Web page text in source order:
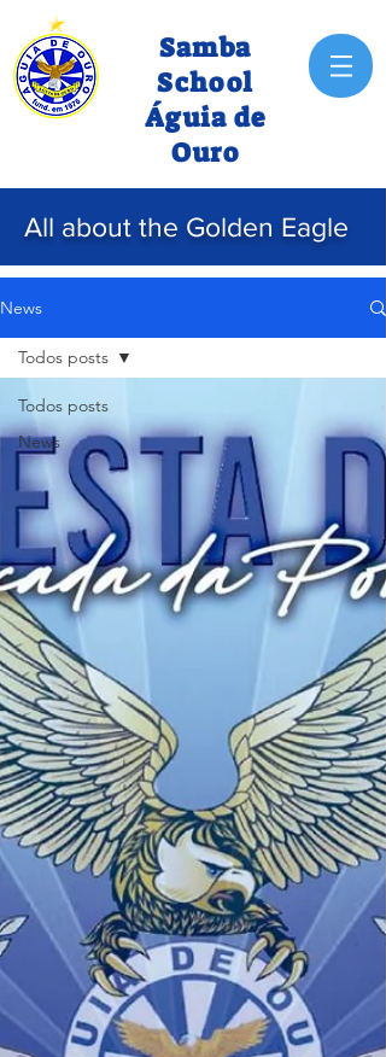
Samba
School
Águia de
Ouro
All about the Golden Eagle
News
Todos posts
News
Todos posts